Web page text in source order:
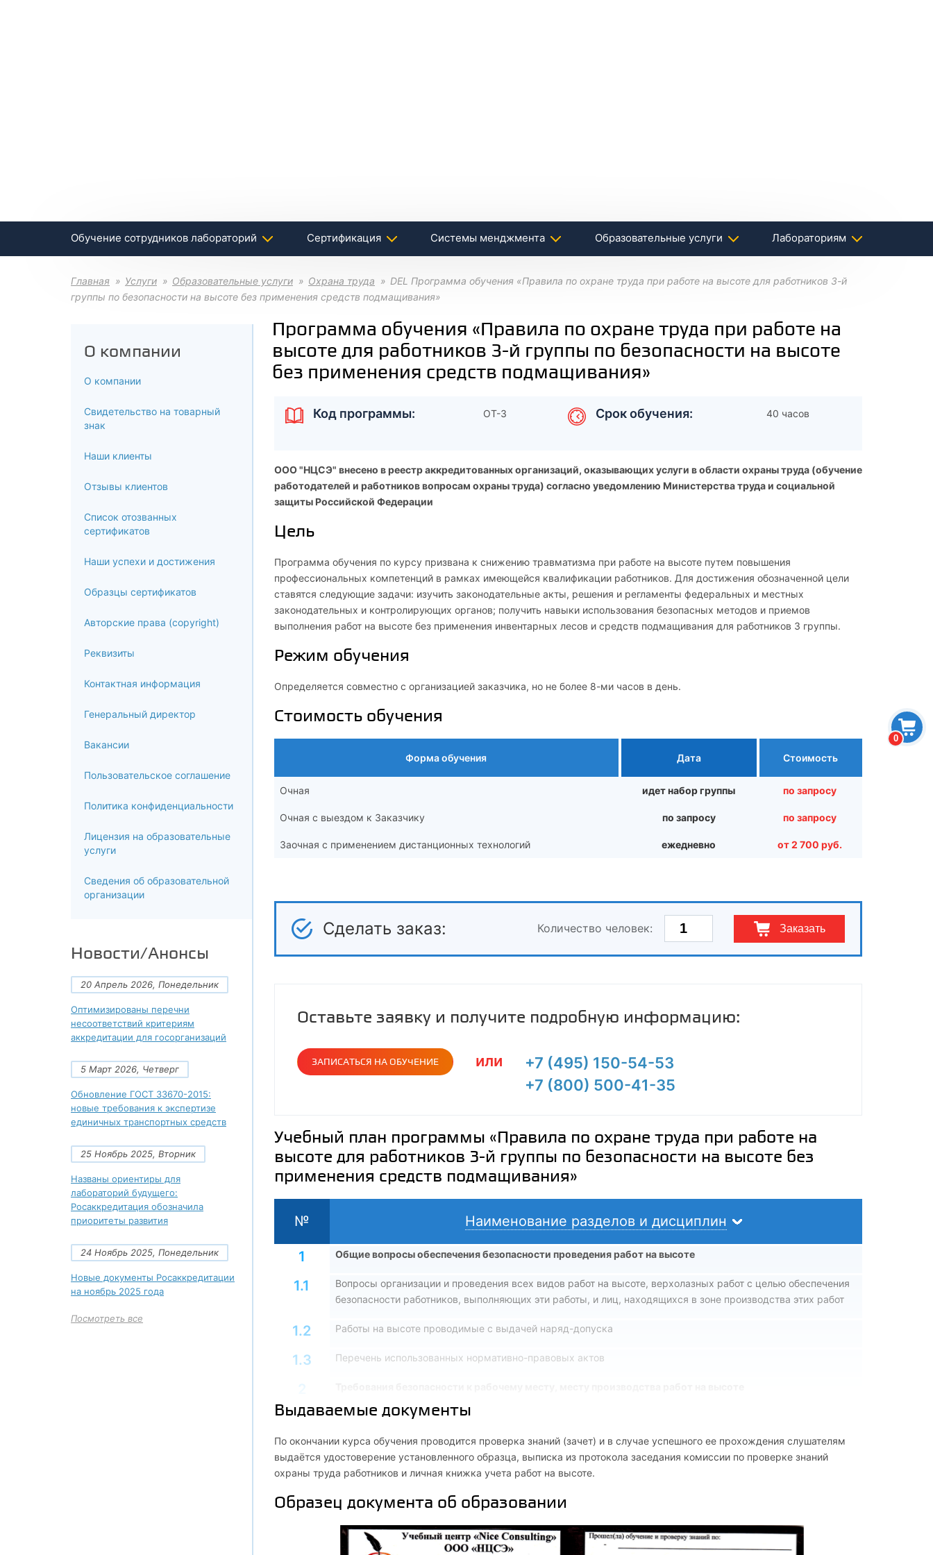
0
Обучение сотрудников лабораторий Сертификация Системы менджмента Образовательные услуги Лабораториям
Главная Услуги Образовательные услуги Охрана труда
DEL Программа обучения «Правила по охране труда при работе на высоте для работников 3-й
группы по безопасности на высоте без применения средств подмащивания»
О компании
О компании
Свидетельство на товарный
знак
Наши клиенты
Отзывы клиентов
Список отозванных
сертификатов
Наши успехи и достижения
Образцы сертификатов
Авторские права (copyright)
Реквизиты
Контактная информация
Генеральный директор
Вакансии
Пользовательское соглашение
Политика конфиденциальности
Лицензия на образовательные
услуги
Сведения об образовательной
организации
Новости/Анонсы
20 Апрель 2026, Понедельник
Оптимизированы перечни
несоответствий критериям
аккредитации для госорганизаций
5 Март 2026, Четверг
Обновление ГОСТ 33670-2015:
новые требования к экспертизе
единичных транспортных средств
25 Ноябрь 2025, Вторник
Названы ориентиры для
лабораторий будущего:
Росаккредитация обозначила
приоритеты развития
24 Ноябрь 2025, Понедельник
Новые документы Росаккредитации
на ноябрь 2025 года
Посмотреть все
Программа обучения «Правила по охране труда при работе на
высоте для работников 3-й группы по безопасности на высоте
без применения средств подмащивания»
Код программы: ОТ-3 Срок обучения: 40 часов
ООО "НЦСЭ" внесено в реестр аккредитованных организаций, оказывающих услуги в области охраны труда (обучение
работодателей и работников вопросам охраны труда) согласно уведомлению Министерства труда и социальной
защиты Российской Федерации
Цель
Программа обучения по курсу призвана к снижению травматизма при работе на высоте путем повышения
профессиональных компетенций в рамках имеющейся квалификации работников. Для достижения обозначенной цели
ставятся следующие задачи: изучить законодательные акты, решения и регламенты федеральных и местных
законодательных и контролирующих органов; получить навыки использования безопасных методов и приемов
выполнения работ на высоте без применения инвентарных лесов и средств подмащивания для работников 3 группы.
Режим обучения
Определяется совместно с организацией заказчика, но не более 8-ми часов в день.
Стоимость обучения
Форма обучения Дата Стоимость
Очная идет набор группы по запросу
Очная с выездом к Заказчику по запросу по запросу
Заочная с применением дистанционных технологий ежедневно от 2 700 руб.
Сделать заказ: Количество человек: Заказать
Оставьте заявку и получите подробную информацию:
ЗАПИСАТЬСЯ НА ОБУЧЕНИЕ или
+7 (495) 150-54-53
+7 (800) 500-41-35
Учебный план программы «Правила по охране труда при работе на
высоте для работников 3-й группы по безопасности на высоте без
применения средств подмащивания»
№ Наименование разделов и дисциплин
1 Общие вопросы обеспечения безопасности проведения работ на высоте
1.1
Вопросы организации и проведения всех видов работ на высоте, верхолазных работ с целью обеспечения
безопасности работников, выполняющих эти работы, и лиц, находящихся в зоне производства этих работ
1.2 Работы на высоте проводимые с выдачей наряд-допуска
1.3 Перечень использованных нормативно-правовых актов
2
2.1 Общие требования безопасности к рабочему месту, месту производства работ на высоте
2.2 Требования к лесам и подмостям
2.3 Требования к лестницам, площадкам, трапам
2.4 Требования к ограждениям
Требования безопасности при работах с применением грузоподъемных механизмов и устройств
Выдаваемые документы
По окончании курса обучения проводится проверка знаний (зачет) и в случае успешного ее прохождения слушателям
выдаётся удостоверение установленного образца, выписка из протокола заседания комиссии по проверке знаний
охраны труда работников и личная книжка учета работ на высоте.
Образец документа об образовании